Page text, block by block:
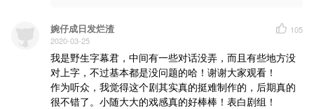
婉仔成日发烂渣
2020-03-25
105
我是野生字幕君，中间有一些对话没弄，而且有些地方没
对上字，不过基本都是没问题的哈！谢谢大家观看！
作为听众，我觉得这个剧其实真的挺难制作的，后期真的
很不错了。小随大大的戏感真的好棒棒！表白剧组！